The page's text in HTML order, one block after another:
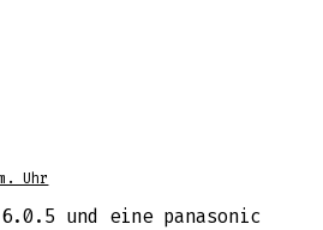
Uhr
und eine panasonic